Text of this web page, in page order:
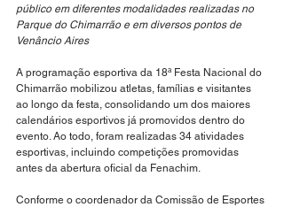
público em diferentes modalidades realizadas no
Parque do Chimarrão e em diversos pontos de
Venâncio Aires
A programação esportiva da 18ª Festa Nacional do
Chimarrão mobilizou atletas, famílias e visitantes
ao longo da festa, consolidando um dos maiores
calendários esportivos já promovidos dentro do
evento. Ao todo, foram realizadas 34 atividades
esportivas, incluindo competições promovidas
antes da abertura oficial da Fenachim.
Conforme o coordenador da Comissão de Esportes